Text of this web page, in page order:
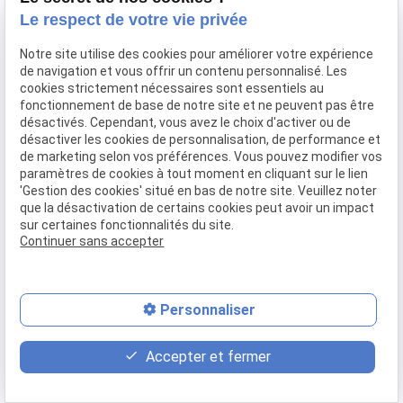
Confier mon bien
Contact
Mentions légalesPolitique de confidentialité
Gestion des cookiesPlan du site
place
Plan d'accès
contact_page
Contact
phone
04 37 28 61 56
Le respect de votre vie privée
Notre site utilise des cookies pour améliorer votre expérience
de navigation et vous offrir un contenu personnalisé. Les
cookies strictement nécessaires sont essentiels au
fonctionnement de base de notre site et ne peuvent pas être
désactivés. Cependant, vous avez le choix d'activer ou de
désactiver les cookies de personnalisation, de performance et
de marketing selon vos préférences. Vous pouvez modifier vos
paramètres de cookies à tout moment en cliquant sur le lien
'Gestion des cookies' situé en bas de notre site. Veuillez noter
que la désactivation de certains cookies peut avoir un impact
sur certaines fonctionnalités du site.
Continuer sans accepter
Personnaliser
Accepter et fermer